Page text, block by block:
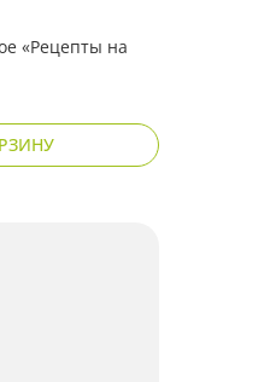
«Рецепты на